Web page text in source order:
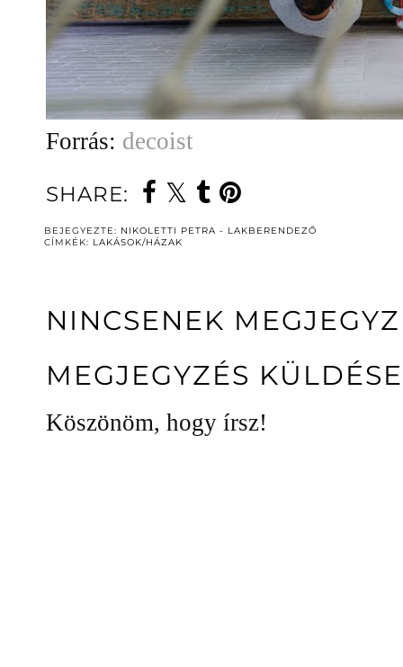
Forrás: decoist
SHARE:
BEJEGYEZTE: NIKOLETTI PETRA - LAKBERENDEZŐ
CÍMKÉK: LAKÁSOK/HÁZAK
NINCSENEK
MEGJEGYZÉS KÜLDÉSE
Köszönöm, hogy írsz!